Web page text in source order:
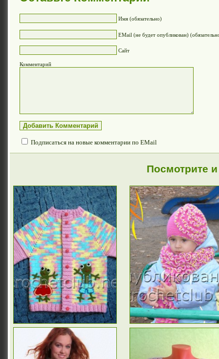
Имя (обязательно)
EMail (не будет опубликован)
Сайт
Комментарий
Подписаться на новые комментарии по EMail
Посмотрите